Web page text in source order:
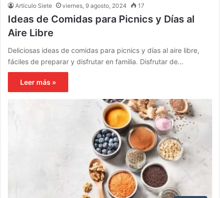
Artículo Siete viernes, 9 agosto, 2024 17
Ideas de Comidas para Picnics y Días al
Aire Libre
Deliciosas ideas de comidas para picnics y días al aire libre,
fáciles de preparar y disfrutar en familia. Disfrutar de…
Leer más »